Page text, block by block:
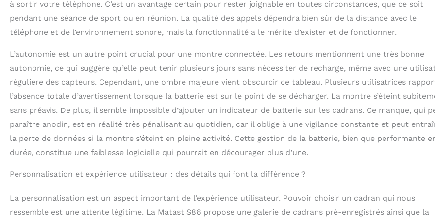
à sortir votre téléphone. C’est un avantage certain pour rester joignable en toutes circonstances, que ce soit
pendant une séance de sport ou en réunion. La qualité des appels dépendra bien sûr de la distance avec le
téléphone et de l’environnement sonore, mais la fonctionnalité a le mérite d’exister et de fonctionner.
L’autonomie est un autre point crucial pour une montre connectée. Les retours mentionnent une très bonne
autonomie, ce qui suggère qu’elle peut tenir plusieurs jours sans nécessiter de recharge, même avec une
régulière des capteurs. Cependant, une ombre majeure vient obscurcir ce tableau. Plusieurs utilisatrices
l’absence totale d’avertissement lorsque la batterie est sur le point de se décharger. La montre s’éteint
sans préavis. De plus, il semble impossible d’ajouter un indicateur de batterie sur les cadrans. Ce manque, qui
paraître anodin, est en réalité très pénalisant au quotidien, car il oblige à une vigilance constante et peut
la perte de données si la montre s’éteint en pleine activité. Cette gestion de la batterie, bien que performante
durée, constitue une faiblesse logicielle qui pourrait en décourager plus d’une.
Personnalisation et expérience utilisateur : des détails qui font la différence ?
La personnalisation est un aspect important de l’expérience utilisateur. Pouvoir choisir un cadran qui nous
ressemble est une attente légitime. La Matast S86 propose une galerie de cadrans pré-enregistrés ainsi que la